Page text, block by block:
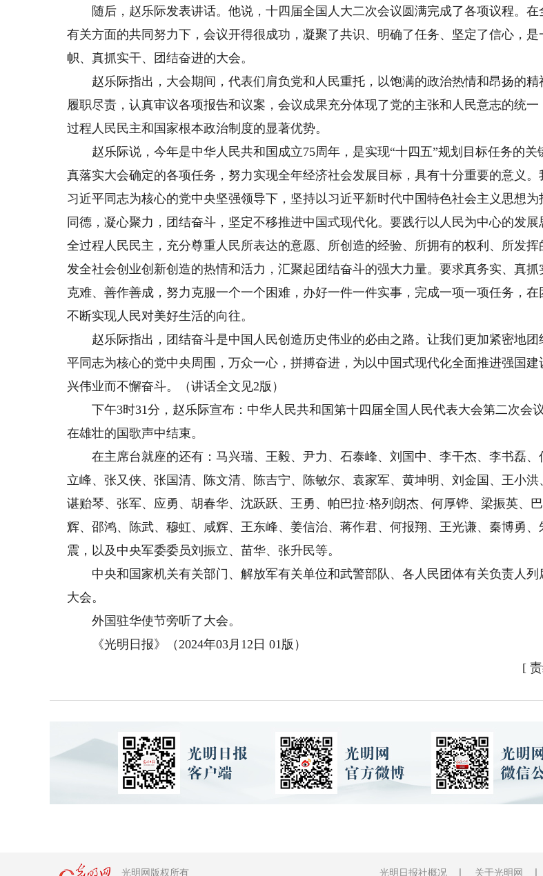
随后，赵乐际发表讲话。他说，十四届全国人大二次会议圆满完成了各项议程。在
有关方面的共同努力下，会议开得很成功，凝聚了共识、明确了任务、坚定了信心，是
帜、真抓实干、团结奋进的大会。
赵乐际指出，大会期间，代表们肩负党和人民重托，以饱满的政治热情和昂扬的精
履职尽责，认真审议各项报告和议案，会议成果充分体现了党的主张和人民意志的统一
过程人民民主和国家根本政治制度的显著优势。
赵乐际说，今年是中华人民共和国成立75周年，是实现“十四五”规划目标任务的关
真落实大会确定的各项任务，努力实现全年经济社会发展目标，具有十分重要的意义。
习近平同志为核心的党中央坚强领导下，坚持以习近平新时代中国特色社会主义思想为
同德，凝心聚力，团结奋斗，坚定不移推进中国式现代化。要践行以人民为中心的发展
全过程人民民主，充分尊重人民所表达的意愿、所创造的经验、所拥有的权利、所发挥
发全社会创业创新创造的热情和活力，汇聚起团结奋斗的强大力量。要求真务实、真抓
克难、善作善成，努力克服一个一个困难，办好一件一件实事，完成一项一项任务，在
不断实现人民对美好生活的向往。
赵乐际指出，团结奋斗是中国人民创造历史伟业的必由之路。让我们更加紧密地团
平同志为核心的党中央周围，万众一心，拼搏奋进，为以中国式现代化全面推进强国建
兴伟业而不懈奋斗。（讲话全文见2版）
下午3时31分，赵乐际宣布：中华人民共和国第十四届全国人民代表大会第二次会
在雄壮的国歌声中结束。
在主席台就座的还有：马兴瑞、王毅、尹力、石泰峰、刘国中、李干杰、李书磊、
立峰、张又侠、张国清、陈文清、陈吉宁、陈敏尔、袁家军、黄坤明、刘金国、王小洪
谌贻琴、张军、应勇、胡春华、沈跃跃、王勇、帕巴拉·格列朗杰、何厚铧、梁振英、
辉、邵鸿、陈武、穆虹、咸辉、王东峰、姜信治、蒋作君、何报翔、王光谦、秦博勇、
震，以及中央军委委员刘振立、苗华、张升民等。
中央和国家机关有关部门、解放军有关单位和武警部队、各人民团体有关负责人列
大会。
外国驻华使节旁听了大会。
《光明日报》（2024年03月12日 01版）
[
光明网版权所有 光明日报社概况 关于光明网